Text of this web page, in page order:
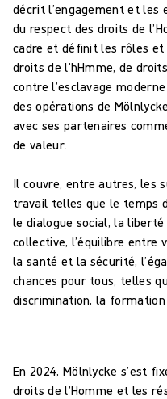
décrit l’engagement et
du respect des droits de
cadre et définit les rôles et
droits de l’hHmme, de
contre l’esclavage
des opérations de
avec ses partenaires
de valeur.
Il couvre, entre autres, les
travail telles que le temps
le dialogue social, la
collective, l’équilibre entre
la santé et la sécurité,
chances pour tous, telles
discrimination, la
En 2024, Mölnlycke s’est
droits de l’Homme et les